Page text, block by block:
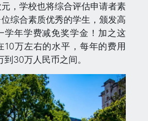
，学校也将综合评估申请者素
综合素质优秀的学生，颁发高
学年学费减免奖学金！加之这
10万左右的水平，每年的费用
30万人民币之间。